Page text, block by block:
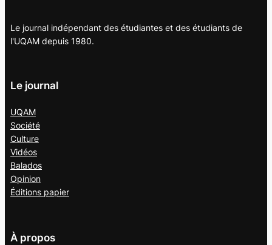
Le journal indépendant des étudiantes et des étudiants de
l'UQAM depuis 1980.
Le journal
UQAM
Société
Culture
Vidéos
Balados
Opinion
Éditions papier
À propos